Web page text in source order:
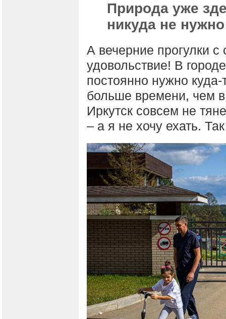
Природа уже
никуда не
А вечерние прогулки
удовольствие! В
постоянно нужно
больше времени, чем в
Иркутск совсем не
– а я не хочу ехать.